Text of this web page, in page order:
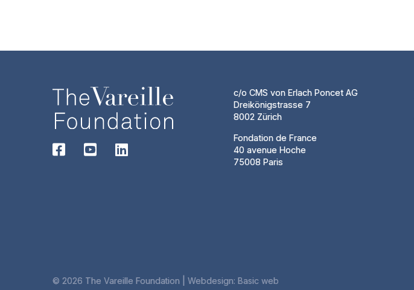
c/o CMS von Erlach Poncet AG
Dreikönigstrasse 7
8002 Zürich
Fondation de France
40 avenue Hoche
75008 Paris
© 2026 The Vareille Foundation | Webdesign: Basic web